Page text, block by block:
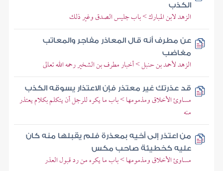
الكذب
الزهد لابن المبارك > باب جليس الصدق وغير ذلك
عن مطرف أنه قال المعاذر مفاجر والمعاتب
مغاضب
الزهد لأحمد بن حنبل > أخبار مطرف بن الشخير رحمه الله تعالى
قد عذرتك غير معتذر فإن الاعتذار يسوقه الكذب
مساوئ الأخلاق ومذمومها > باب ما يكره للرجل أن يتكلم بكلام يعتذر
منه
من اعتذر إلى أخيه بمعذرة فلم يقبلها منه كان
عليه كخطيئة صاحب مكس
مساوئ الأخلاق ومذمومها > باب ما يكره من رد قبول العذر